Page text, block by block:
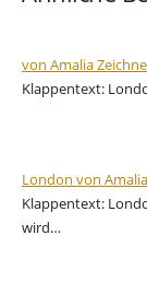
von Amalia
Klappentext:
London von
Klappentext:
wird…